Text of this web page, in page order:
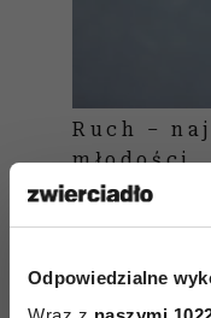
Odpowiedzialne
Ruch –
młodości
światem